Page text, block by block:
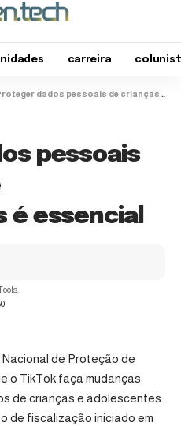
carreira
dados pessoais de crianças e adolescentes é essencial
pessoais
é essencial
de Proteção de
o TikTok faça mudanças
de crianças e adolescentes.
de fiscalização iniciado em